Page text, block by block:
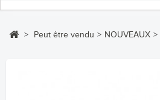
> Peut être vendu > NOUVEAUX >